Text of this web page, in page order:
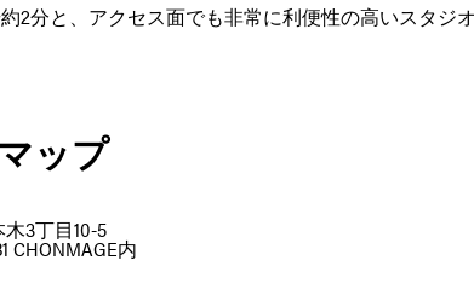
2分と、アクセス面でも非常に利便性の高いスタジオ
ップ
3丁目10-5
CHONMAGE内